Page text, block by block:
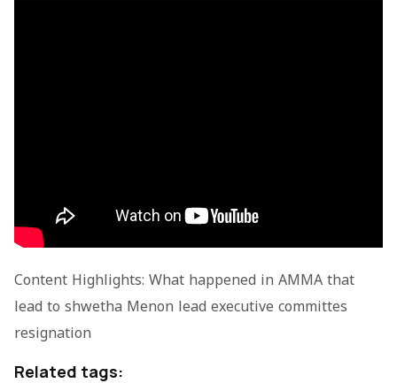
Content Highlights: What happened in AMMA that
lead to shwetha Menon lead executive committes
resignation
Related tags: